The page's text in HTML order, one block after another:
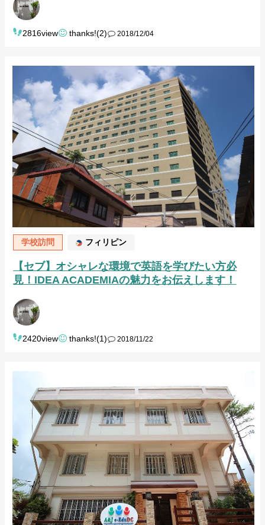
2816view thanks!(2) 2018/12/04
学校訪問 フィリピン
【セブ】オシャレな環境で英語を学びたい方必
見！IDEA ACADEMIAの魅力をお伝えします！
2420view thanks!(1) 2018/11/22